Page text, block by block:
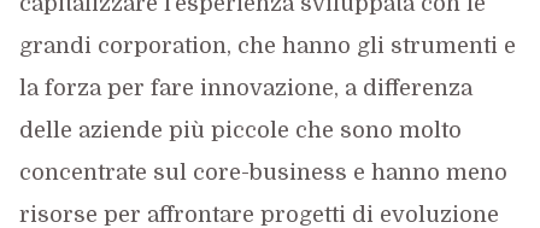
grandi corporation, che hanno gli strumenti e
la forza per fare innovazione, a differenza
delle aziende più piccole che sono molto
concentrate sul core-business e hanno meno
risorse per affrontare progetti di evoluzione